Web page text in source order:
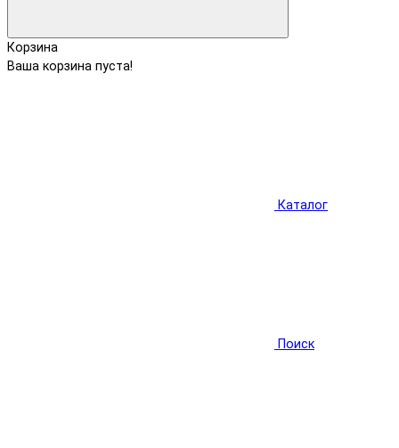
Корзина
Ваша корзина пуста!
Каталог
Поиск